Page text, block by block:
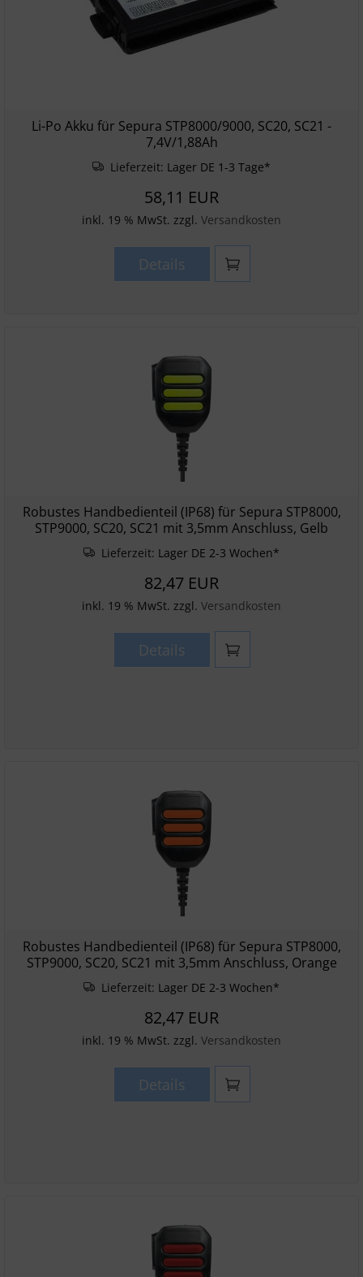
Li-Po Akku für Sepura STP8000/9000, SC20, SC21 -
7,4V/1,88Ah
Lieferzeit: Lager DE 1-3 Tage*
58,11 EUR
inkl. 19 % MwSt. zzgl. Versandkosten
Details
Robustes Handbedienteil (IP68) für Sepura STP8000,
STP9000, SC20, SC21 mit 3,5mm Anschluss, Gelb
Lieferzeit: Lager DE 2-3 Wochen*
82,47 EUR
inkl. 19 % MwSt. zzgl. Versandkosten
Details
Robustes Handbedienteil (IP68) für Sepura STP8000,
STP9000, SC20, SC21 mit 3,5mm Anschluss, Orange
Lieferzeit: Lager DE 2-3 Wochen*
82,47 EUR
inkl. 19 % MwSt. zzgl. Versandkosten
Details